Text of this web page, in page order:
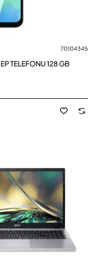
70104345
TELEFONU 128 GB